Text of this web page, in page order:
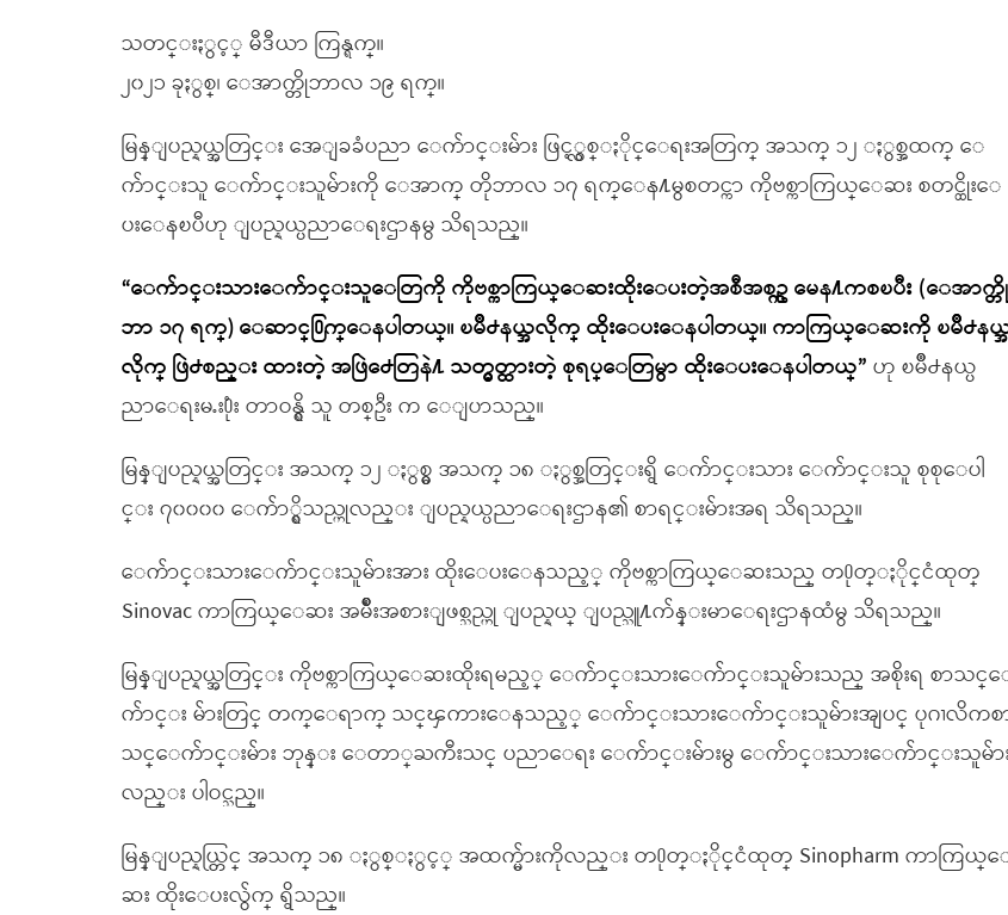
သတင္းႏွင့္ မီဒီယာ ကြန္ရက္။
၂၀၂၁ ခုႏွစ္၊ ေအာက္တိုဘာလ ၁၉ ရက္။
မြန္ျပည္နယ္အတြင္း အေျခခံပညာ ေက်ာင္းမ်ား ဖြင့္လွစ္ႏိုင္ေရးအတြက္ အသက္ ၁၂ ႏွစ္အထက္ ေ
က်ာင္းသူ ေက်ာင္းသူမ်ားကို ေအာက္ တိုဘာလ ၁၇ ရက္ေန႔မွစတင္ကာ ကိုဗစ္ကာကြယ္ေဆး စတင္ထိုးေ
ပးေနၿပီဟု ျပည္နယ္ပညာေရးဌာနမွ သိရသည္။
“ေက်ာင္းသားေက်ာင္းသူေတြကို ကိုဗစ္ကာကြယ္ေဆးထိုးေပးတဲ့အစီအစဥ္က မေန႔ကစၿပီး (ေအာက္တို
ဘာ ၁၇ ရက္) ေဆာင္႐ြက္ေနပါတယ္။ ၿမိဳ႕နယ္အလိုက္ ထိုးေပးေနပါတယ္။ ကာကြယ္ေဆးကို ၿမိဳ႕နယ္
လိုက္ ဖြဲ႕စည္း ထားတဲ့ အဖြဲ႕ေတြနဲ႔ သတ္မွတ္ထားတဲ့ စုရပ္ေတြမွာ ထိုးေပးေနပါတယ္” ဟု ၿမိဳ႕နယ္ပ
ညာေရးမႉး႐ုံး တာဝန္ရွိ သူ တစ္ဦး က ေျပာသည္။
မြန္ျပည္နယ္အတြင္း အသက္ ၁၂ ႏွစ္မွ အသက္ ၁၈ ႏွစ္အတြင္းရွိ ေက်ာင္းသား ေက်ာင္းသူ စုစုေပါ
င္း ၇၀၀၀၀ ေက်ာ္ရွိသည္ဟုလည္း ျပည္နယ္ပညာေရးဌာန၏ စာရင္းမ်ားအရ သိရသည္။
ေက်ာင္းသားေက်ာင္းသူမ်ားအား ထိုးေပးေနသည့္ ကိုဗစ္ကာကြယ္ေဆးသည္ တ႐ုတ္ႏိုင္ငံထုတ္
Sinovac ကာကြယ္ေဆး အမ်ိဳးအစားျဖစ္သည္ဟု ျပည္နယ္ ျပည္သူ႔က်န္းမာေရးဌာနထံမွ သိရသည္။
မြန္ျပည္နယ္အတြင္း ကိုဗစ္ကာကြယ္ေဆးထိုးရမည့္ ေက်ာင္းသားေက်ာင္းသူမ်ားသည္ အစိုးရ စာသင္
က်ာင္း မ်ားတြင္ တက္ေရာက္ သင္ၾကားေနသည့္ ေက်ာင္းသားေက်ာင္းသူမ်ားအျပင္ ပုဂၢလိကစ
သင္ေက်ာင္းမ်ား ဘုန္း ေတာ္ႀကီးသင္ ပညာေရး ေက်ာင္းမ်ားမွ ေက်ာင္းသားေက်ာင္းသူမ်ာ
လည္း ပါဝင္သည္။
မြန္ျပည္နယ္တြင္ အသက္ ၁၈ ႏွစ္ႏွင့္ အထက္မ်ားကိုလည္း တ႐ုတ္ႏိုင္ငံထုတ္ Sinopharm ကာကြယ္
ဆး ထိုးေပးလွ်က္ ရွိသည္။